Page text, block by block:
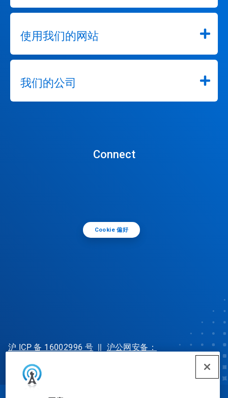
使用我们的网站
我们的公司
Connect
Cookie 偏好
沪 ICP 备 16002996 号 || 沪公网安备：